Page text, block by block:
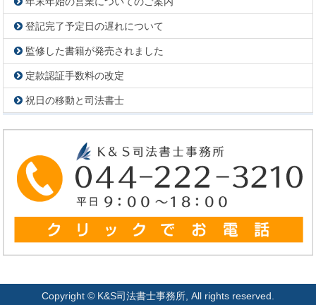
登記完了予定日の遅れについて
監修した書籍が発売されました
定款認証手数料の改定
祝日の移動と司法書士
Copyright © K&S司法書士事務所, All rights reserved.